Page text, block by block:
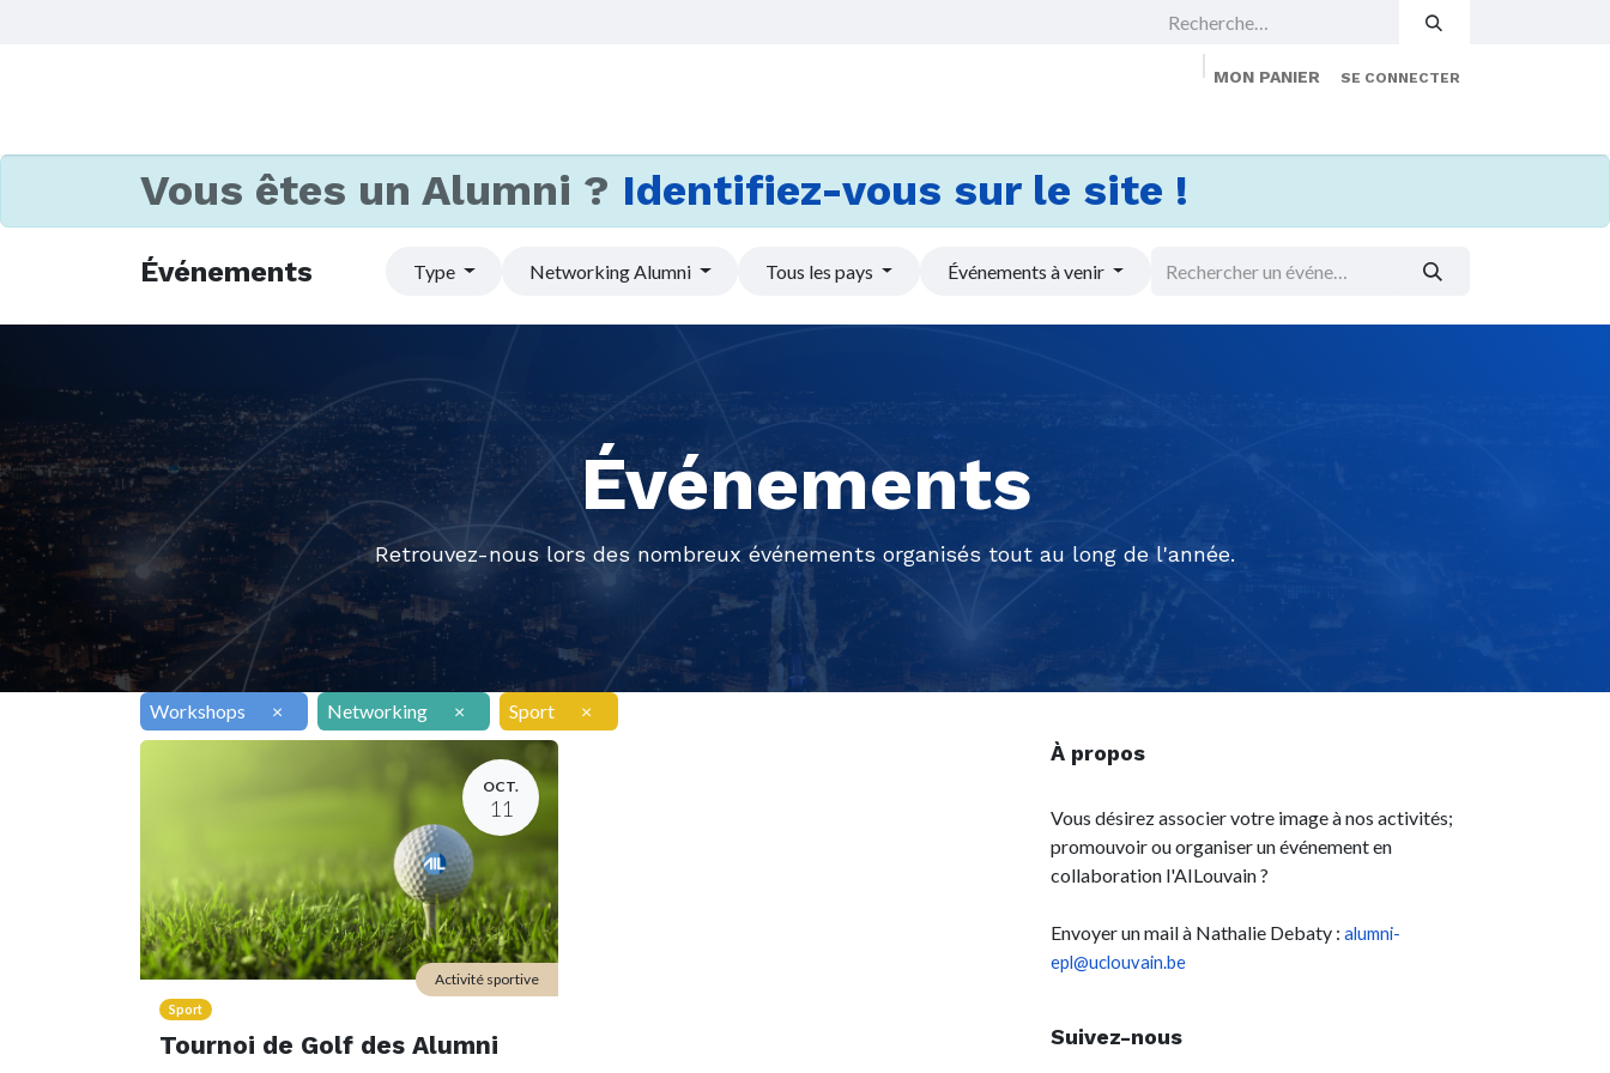
MON PANIER SE CONNECTER
Vous êtes un Alumni ? Identifiez-vous sur le site !
Événements Type Networking Alumni Tous les pays Événements à venir
Événements
Retrouvez-nous lors des nombreux événements organisés tout au long de l'année.
Workshops × Networking × Sport ×
OCT.
11
Sport
Tournoi de Golf des Alumni
Activité sportive
À propos
Vous désirez associer votre image à nos activités;
promouvoir ou organiser un événement en
collaboration l'AILouvain ?
Envoyer un mail à Nathalie Debaty : alumni-
epl@uclouvain.be
Suivez-nous